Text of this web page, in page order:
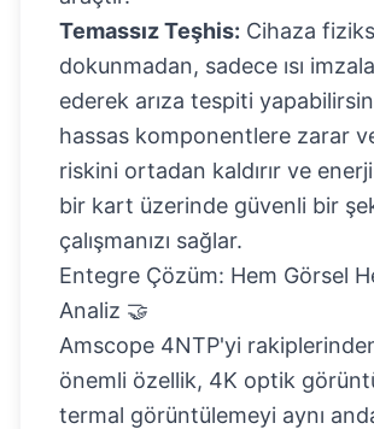
Temassız Teşhis: Cihaza
dokunmadan, sadece ısı
ederek arıza tespiti
hassas komponentlere zarar
riskini ortadan kaldırır ve
bir kart üzerinde güvenli bir
çalışmanızı sağlar.
Entegre Çözüm: Hem Görsel
Analiz 🤝
Amscope 4NTP'yi
önemli özellik, 4K optik
termal görüntülemeyi aynı